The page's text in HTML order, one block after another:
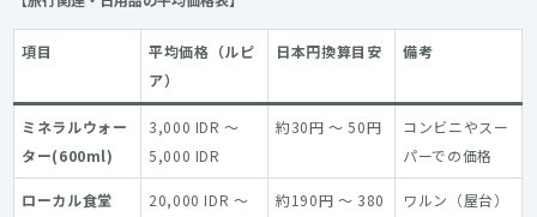
項目
平均価格（ルピ
ア）
日本円換算目安 備考
ミネラルウォー
ター(600ml)
3,000 IDR ～
5,000 IDR
約30円 ～ 50円
コンビニやスー
パーでの価格
ローカル食堂
20,000 IDR ～
約190円 ～ 380
ワルン（屋台）